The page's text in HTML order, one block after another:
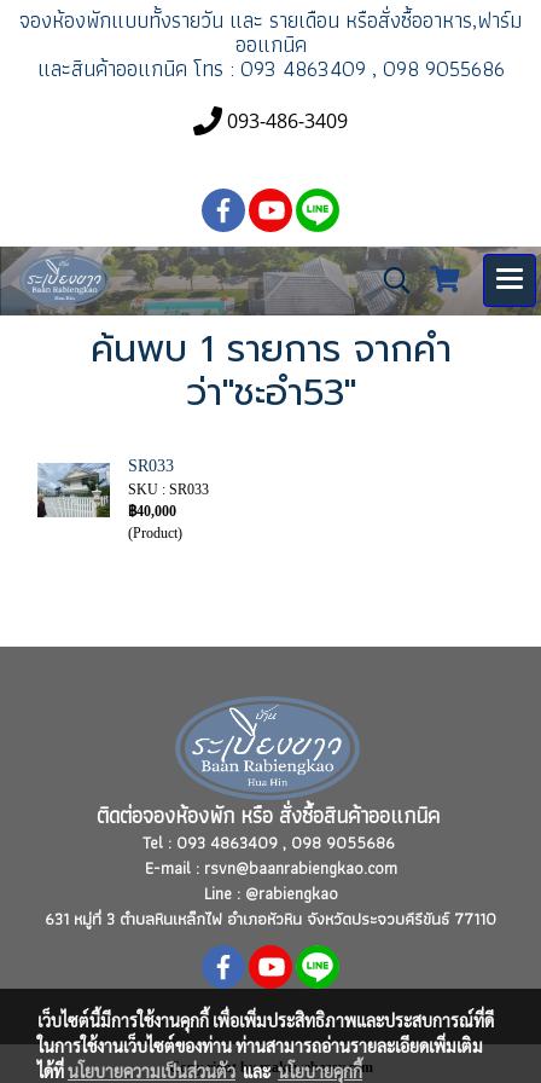
จองห้องพักแบบทั้งรายวัน และ รายเดือน หรือสั่งซื้ออาหาร,ฟาร์ม
ออแกนิค
และสินค้าออแกนิค โทร : 093 4863409 , 098 9055686
093-486-3409
ค้นพบ 1 รายการ จากคำ
ว่า"ชะอำ53"
SR033
SKU : SR033
฿40,000
(Product)
ติดต่อจองห้องพัก หรือ สั่งซื้อสินค้าออแกนิค
Tel :093 4863409 , 098 9055686
E-mail :rsvn@baanrabiengkao.com
Line : @rabiengkao
631 หมู่ที่ 3 ตำบลหินเหล็กไฟ อำเภอหัวหิน จังหวัดประจวบคีรีขันธ์ 77110
Copy right by makewebeasy.com
เว็บไซต์นี้มีการใช้งานคุกกี้ เพื่อเพิ่มประสิทธิภาพและประสบการณ์ที่ดี
ในการใช้งานเว็บไซต์ของท่าน ท่านสามารถอ่านรายละเอียดเพิ่มเติม
ได้ที่นโยบายความเป็นส่วนตัวและนโยบายคุกกี้